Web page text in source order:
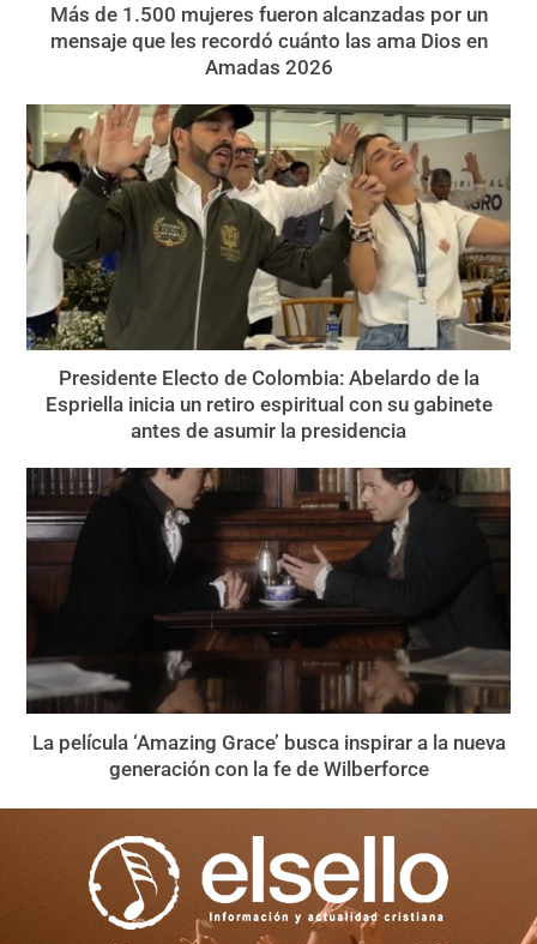
Más de 1.500 mujeres fueron alcanzadas por un
mensaje que les recordó cuánto las ama Dios en
Amadas 2026
Presidente Electo de Colombia: Abelardo de la
Espriella inicia un retiro espiritual con su gabinete
antes de asumir la presidencia
La película ‘Amazing Grace’ busca inspirar a la nueva
generación con la fe de Wilberforce